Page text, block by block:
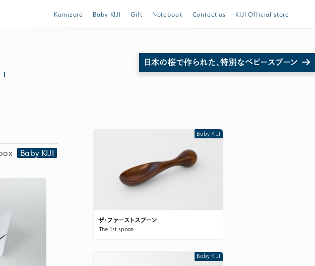
日本の桜で作られた、特別なベビースプーン
Kumizara Baby KIJI Gift Notebook Contact us KIJI Official store
使えた♪」とママに大好評のザ・ファーストスプーンほか ご購入は公式ストア store.KIJI.online へどうぞ。
Baby KIJI
Baby KIJI
ザ・ファーストスプーン
The 1st spoon
Baby KIJI